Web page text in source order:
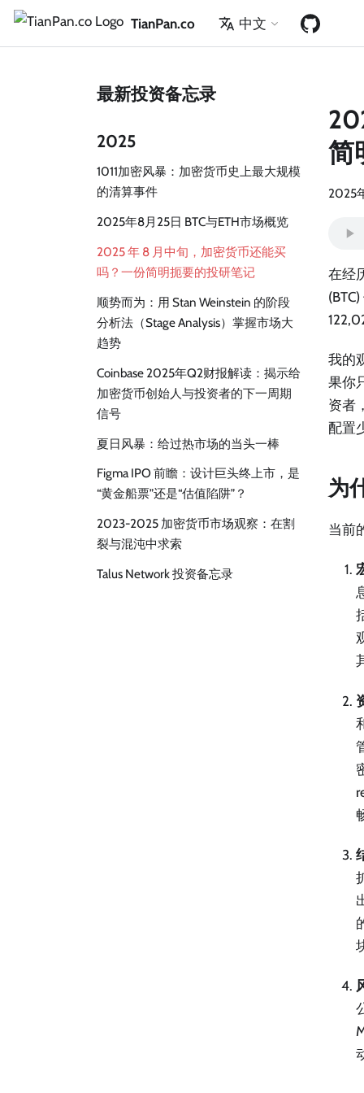
TianPan.co 中文
最新投资备忘录
2025
1011加密风暴：加密货币史上最大规模
的清算事件
2025年8月25日 BTC与ETH市场概览
2025 年 8 月中旬，加密货币还能买
吗？一份简明扼要的投研笔记
顺势而为：用 Stan Weinstein 的阶段
分析法（Stage Analysis）掌握市场大
趋势
Coinbase 2025年Q2财报解读：揭示给
加密货币创始人与投资者的下一周期
信号
夏日风暴：给过热市场的当头一棒
Figma IPO 前瞻：设计巨头终上市，是
“黄金船票”还是“估值陷阱”？
2023-2025 加密货币市场观察：在割
裂与混沌中求索
Talus Network 投资备忘录
简
2025
在经
我的
果你
资者
配置
为
当前